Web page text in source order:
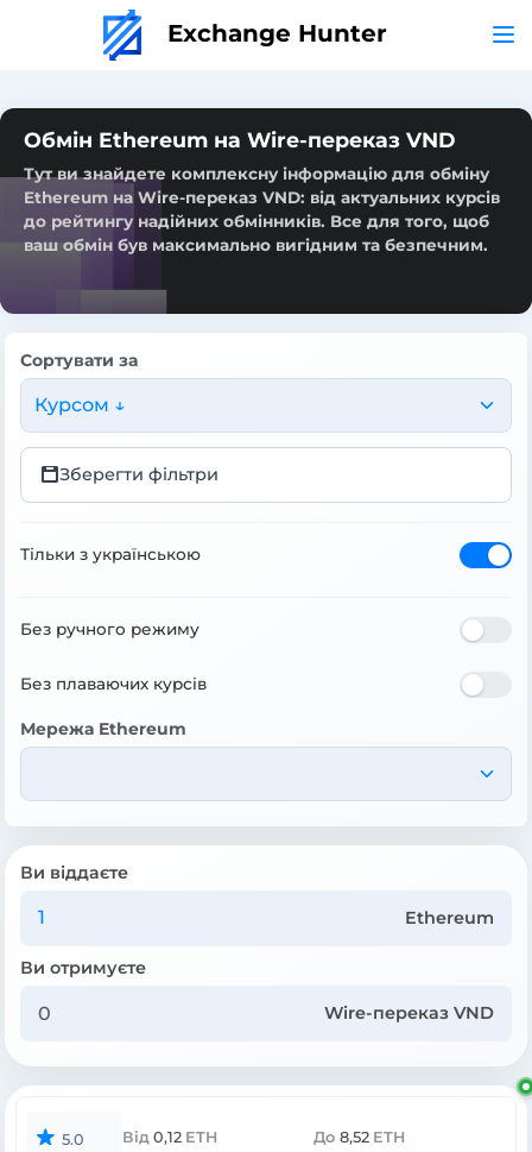
Exchange Hunter
Обмін Ethereum на Wire-переказ VND
Тут ви знайдете комплексну інформацію для обміну
Ethereum на Wire-переказ VND: від актуальних курсів
до рейтингу надійних обмінників. Все для того, щоб
ваш обмін був максимально вигідним та безпечним.
Сортувати за
Курсом ↓
Зберегти фільтри
Тільки з українською
Без ручного режиму
Без плаваючих курсів
Мережа Ethereum
Ви віддаєте
Ethereum
Ви отримуєте
Wire-переказ VND
5.0 Від 0,12 ETH До 8,52 ETH